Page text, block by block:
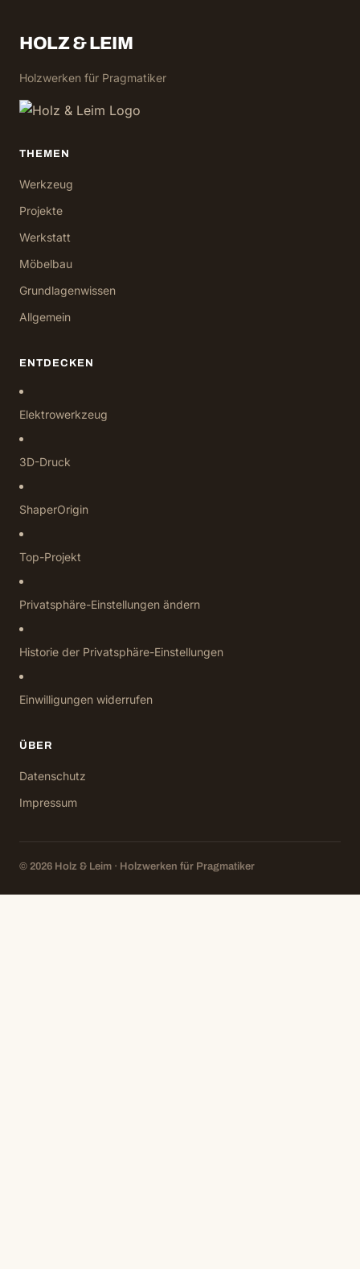
HOLZ & LEIM
Holzwerken für Pragmatiker
THEMEN
Werkzeug
Projekte
Werkstatt
Möbelbau
Grundlagenwissen
Allgemein
ENTDECKEN
Elektrowerkzeug
3D-Druck
ShaperOrigin
Top-Projekt
Privatsphäre-Einstellungen ändern
Historie der Privatsphäre-Einstellungen
Einwilligungen widerrufen
ÜBER
Datenschutz
Impressum
© 2026 Holz & Leim · Holzwerken für Pragmatiker